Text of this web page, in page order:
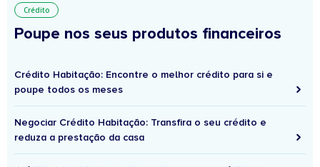
Crédito
Poupe nos seus produtos financeiros
Crédito Habitação: Encontre o melhor crédito para si e
poupe todos os meses
Negociar Crédito Habitação: Transfira o seu crédito e
reduza a prestação da casa